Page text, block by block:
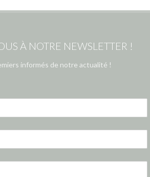
À NOTRE NEWSLETTER !
informés de notre actualité !